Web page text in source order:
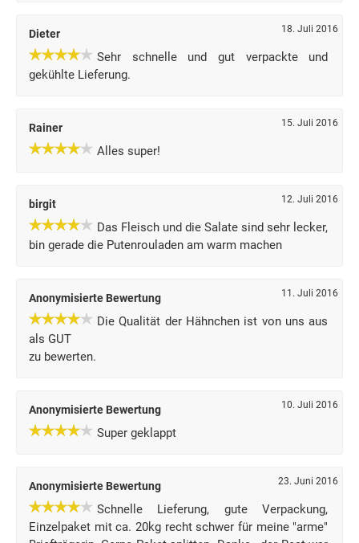
Dieter 18. Juli 2016
Sehr schnelle und gut verpackte und
gekühlte Lieferung.
Rainer 15. Juli 2016
Alles super!
birgit 12. Juli 2016
Das Fleisch und die Salate sind sehr lecker,
bin gerade die Putenrouladen am warm machen
Anonymisierte Bewertung 11. Juli 2016
Die Qualität der Hähnchen ist von uns aus
als GUT
zu bewerten.
Anonymisierte Bewertung 10. Juli 2016
Super geklappt
Anonymisierte Bewertung 23. Juni 2016
Schnelle Lieferung, gute Verpackung,
Einzelpaket mit ca. 20kg recht schwer für meine "arme"